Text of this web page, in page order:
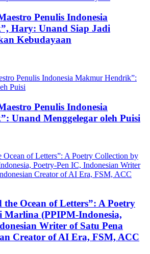
Penulis Indonesia
Hary: Unand Siap Jadi
Kebudayaan
Penulis Indonesia
Unand Menggelegar oleh Puisi
Ocean of Letters”: A Poetry
Marlina (PPIPM-Indonesia,
Writer of Satu Pena
Creator of AI Era, FSM, ACC